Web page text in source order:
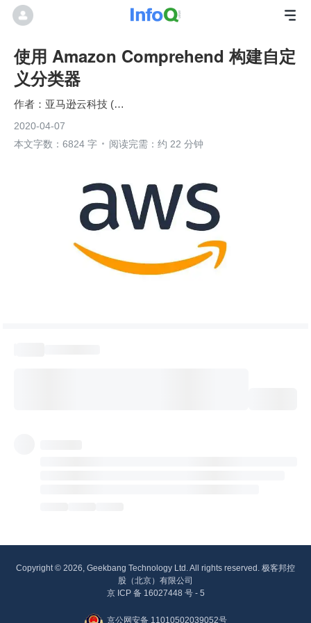
使用 Amazon Comprehend 构建自定
义分类器
亚马逊云科技 (Amazon Web Services）
2020-04-07
本文字数：6824 字
阅读完需：约 22 分钟
Copyright © 2026, Geekbang Technology Ltd. All rights reserved. 极客邦控
股（北京）有限公司
京 ICP 备 16027448 号 - 5
京公网安备 11010502039052号